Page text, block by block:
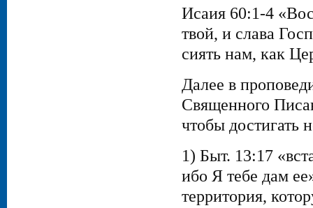
Исаия 60:1-4
твой, и слава
сиять нам, как
Далее в
Священного
чтобы достигать
1) Быт. 13:17
ибо Я тебе дам
территория,